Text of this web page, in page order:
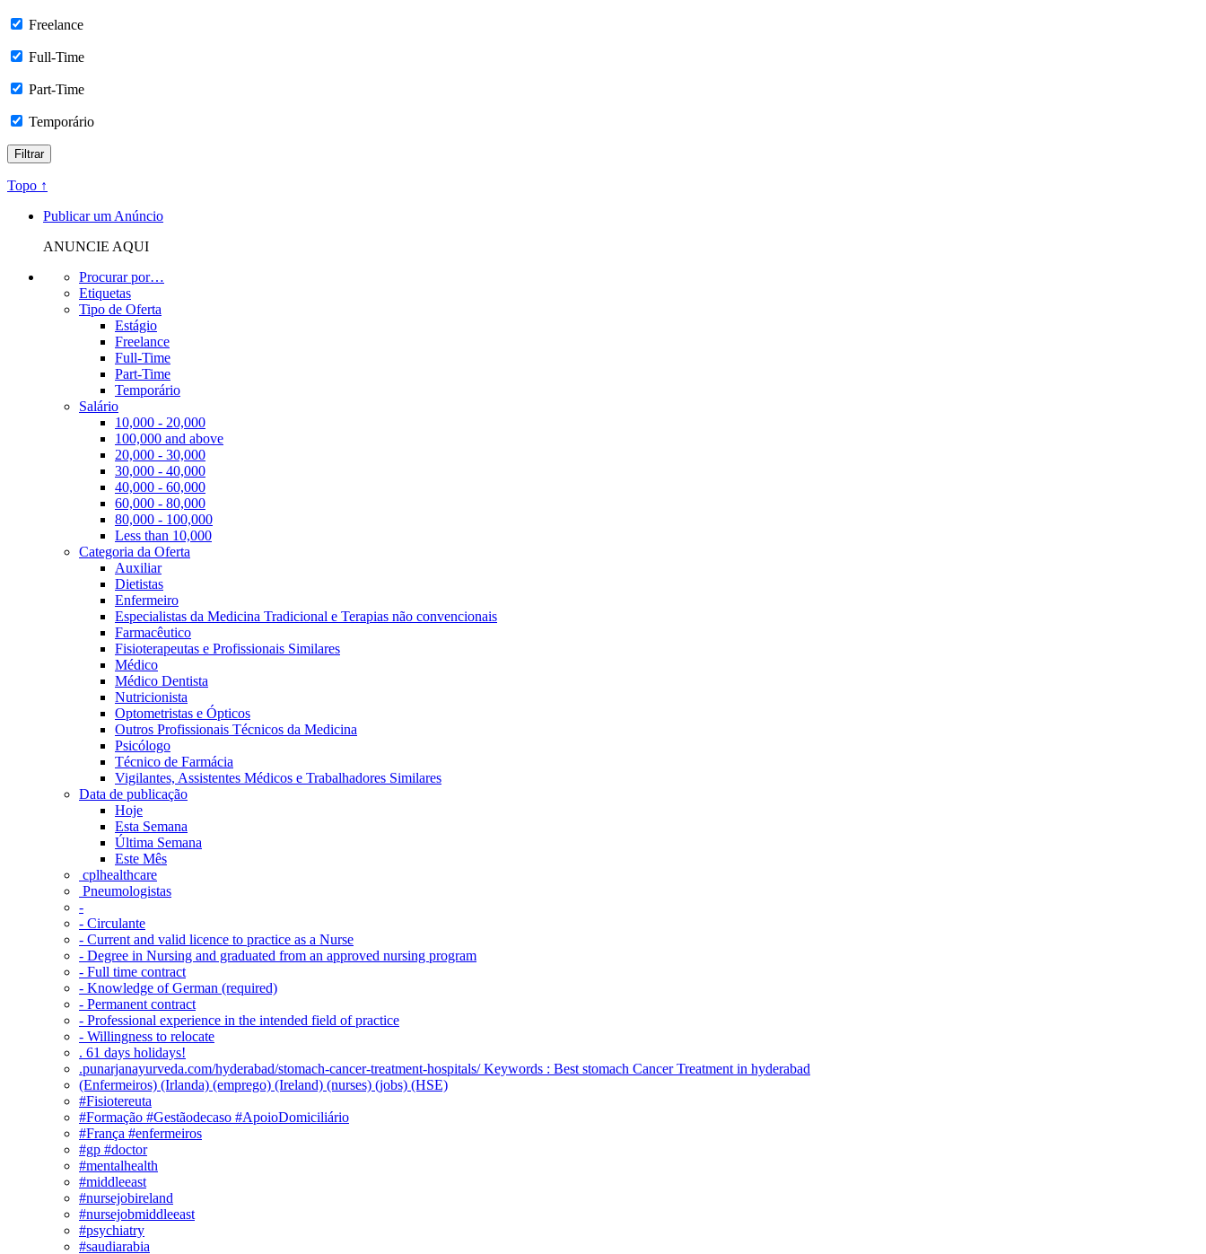
Freelance
Full-Time
Part-Time
Temporário
Topo ↑
Publicar um Anúncio
ANUNCIE AQUI
Procurar por…
Etiquetas
Tipo de Oferta
Estágio
Freelance
Full-Time
Part-Time
Temporário
Salário
10,000 - 20,000
100,000 and above
20,000 - 30,000
30,000 - 40,000
40,000 - 60,000
60,000 - 80,000
80,000 - 100,000
Less than 10,000
Categoria da Oferta
Auxiliar
Dietistas
Enfermeiro
Especialistas da Medicina Tradicional e Terapias não convencionais
Farmacêutico
Fisioterapeutas e Profissionais Similares
Médico
Médico Dentista
Nutricionista
Optometristas e Ópticos
Outros Profissionais Técnicos da Medicina
Psicólogo
Técnico de Farmácia
Vigilantes, Assistentes Médicos e Trabalhadores Similares
Data de publicação
Hoje
Esta Semana
Última Semana
Este Mês
‎ cplhealthcare‬
Pneumologistas
-
- Circulante
- Current and valid licence to practice as a Nurse
- Degree in Nursing and graduated from an approved nursing program
- Full time contract
- Knowledge of German (required)
- Permanent contract
- Professional experience in the intended field of practice
- Willingness to relocate
. 61 days holidays!
.punarjanayurveda.com/hyderabad/stomach-cancer-treatment-hospitals/ Keywords : Best stomach Cancer Treatment in hyderabad
(Enfermeiros) (Irlanda) (emprego) (Ireland) (nurses) (jobs) (HSE)
#Fisiotereuta
#Formação #Gestãodecaso #ApoioDomiciliário
#França #enfermeiros
#gp #doctor
#mentalhealth
#middleeast
#nursejobireland
#nursejobmiddleeast
#psychiatry
#saudiarabia